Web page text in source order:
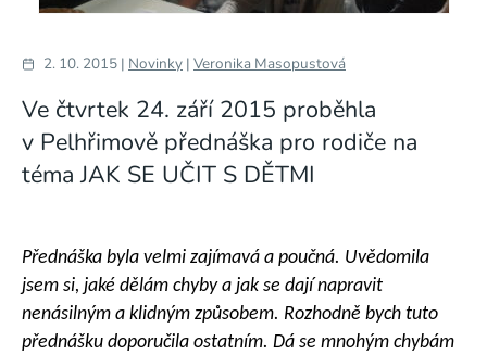
2. 10. 2015 | Novinky | Veronika Masopustová
Ve čtvrtek 24. září 2015 proběhla
v Pelhřimově přednáška pro rodiče na
téma JAK SE UČIT S DĚTMI
Přednáška byla velmi zajímavá a poučná. Uvědomila
jsem si, jaké dělám chyby a jak se dají napravit
nenásilným a klidným způsobem. Rozhodně bych tuto
přednášku doporučila ostatním. Dá se mnohým chybám